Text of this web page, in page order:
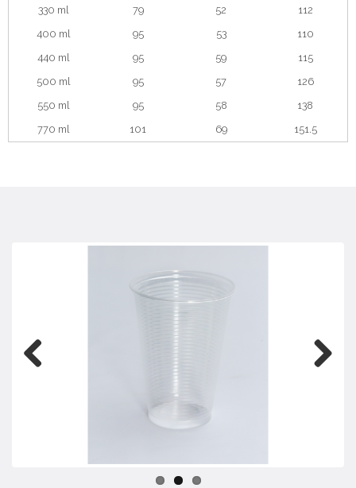
330 ml
79 52
112
400 ml
95 53
110
440 ml
95 59
115
500 ml
95 57
126
550 ml
95 58
138
770 ml
101 69 151.5